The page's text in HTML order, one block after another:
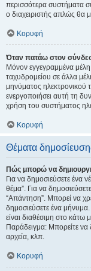
περισσότερα συστήματα
ο διαχειριστής απλώς θα
Κορυφή
Όταν πατάω στον
Μόνον εγγεγραμμένα
ταχυδρομείου σε άλλα
μηνύματος ηλεκτρονικού
ενεργοποιήσει αυτή τη
χρήση του συστήματος
Κορυφή
Θέματα
Πώς μπορώ να
Για να δημοσιεύσετε ένα
θέμα”. Για να
“Απάντηση”. Μπορεί να
δημοσιεύσετε ένα
είναι διαθέσιμη στο κάτω
Παράδειγμα: Μπορείτε να
αρχεία, κλπ.
Κορυφή